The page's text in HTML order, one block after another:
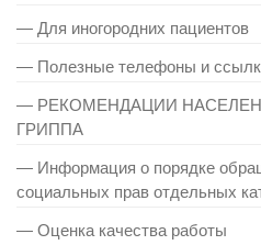
— Для иногородних пациентов
— Полезные телефоны и
— РЕКОМЕНДАЦИИ
ГРИППА
— Информация о порядке
социальных прав отдельных
— Оценка качества работы